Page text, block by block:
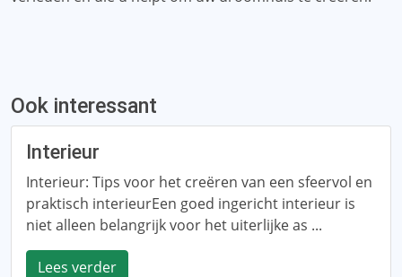
Ook interessant
Interieur
Interieur: Tips voor het creëren van een sfeervol en
praktisch interieurEen goed ingericht interieur is
niet alleen belangrijk voor het uiterlijke as ...
Lees verder